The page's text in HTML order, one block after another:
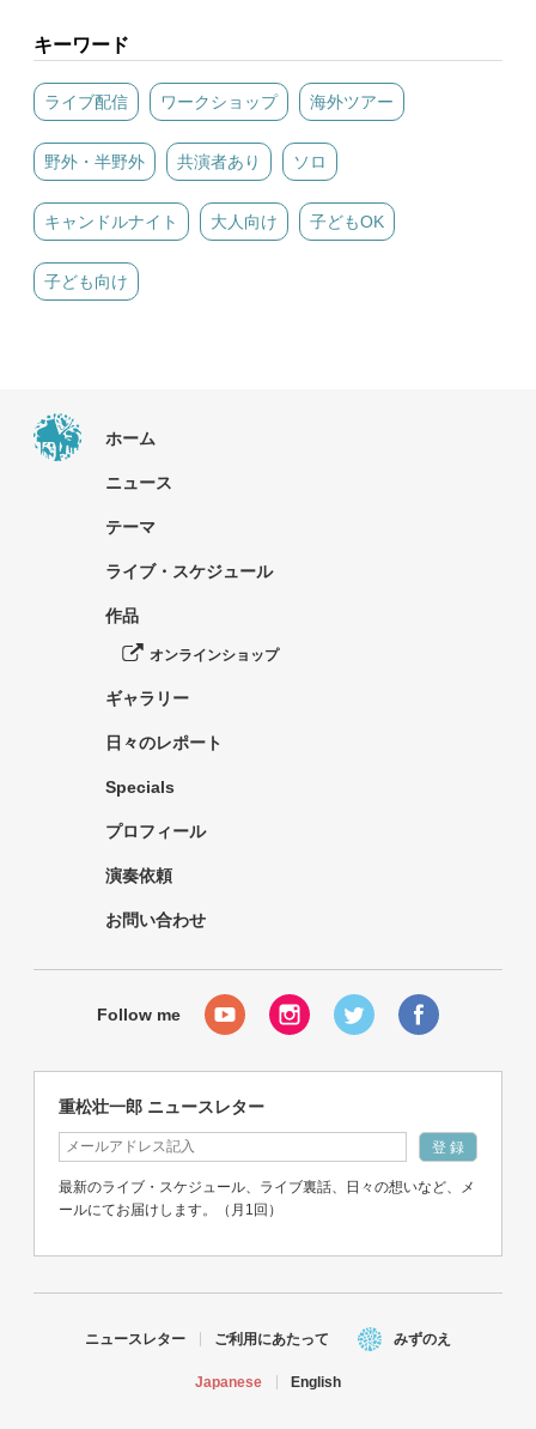
キーワード
ライブ配信 ワークショップ 海外ツアー
野外・半野外 共演者あり ソロ
キャンドルナイト 大人向け 子どもOK
子ども向け
ホーム
ニュース
テーマ
ライブ・スケジュール
作品
オンラインショップ
ギャラリー
日々のレポート
Specials
プロフィール
演奏依頼
お問い合わせ
重松壮一郎 ニュースレター
最新のライブ・スケジュール、ライブ裏話、日々の想いなど、メ
ールにてお届けします。（月1回）
ニュースレター ご利用にあたって みずのえ
Japanese English